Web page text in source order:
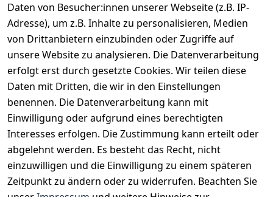
Daten von Besucher:innen unserer Webseite (z.B. IP-
Adresse), um z.B. Inhalte zu personalisieren, Medien
von Drittanbietern einzubinden oder Zugriffe auf
unsere Website zu analysieren. Die Datenverarbeitung
erfolgt erst durch gesetzte Cookies. Wir teilen diese
Daten mit Dritten, die wir in den Einstellungen
benennen. Die Datenverarbeitung kann mit
Einwilligung oder aufgrund eines berechtigten
Interesses erfolgen. Die Zustimmung kann erteilt oder
abgelehnt werden. Es besteht das Recht, nicht
einzuwilligen und die Einwilligung zu einem späteren
Zeitpunkt zu ändern oder zu widerrufen. Beachten Sie
Rechtliches
AGB
Impressum
Datenschutze
Services
Kontakt
Registrieren
Katalog
Zahlungsm
öglichkeite
n
Vorkasse
Versanddie
nstleister
Post